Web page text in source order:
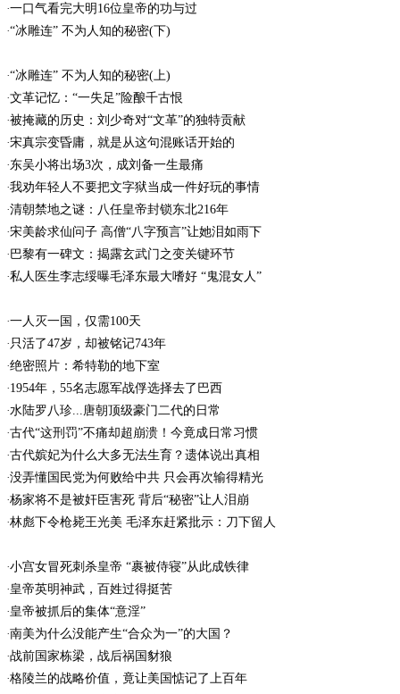
一口气看完大明16位皇帝的功与过
“冰雕连” 不为人知的秘密(下)
“冰雕连” 不为人知的秘密(上)
文革记忆：“一失足”险酿千古恨
被掩藏的历史：刘少奇对“文革”的独特贡献
宋真宗变昏庸，就是从这句混账话开始的
东吴小将出场3次，成刘备一生最痛
我劝年轻人不要把文字狱当成一件好玩的事情
清朝禁地之谜：八任皇帝封锁东北216年
宋美龄求仙问子 高僧“八字预言”让她泪如雨下
巴黎有一碑文：揭露玄武门之变关键环节
私人医生李志绥曝毛泽东最大嗜好 “鬼混女人”
一人灭一国，仅需100天
只活了47岁，却被铭记743年
绝密照片：希特勒的地下室
1954年，55名志愿军战俘选择去了巴西
水陆罗八珍...唐朝顶级豪门二代的日常
古代“这刑罚”不痛却超崩溃！今竟成日常习惯
古代嫔妃为什么大多无法生育？遗体说出真相
没弄懂国民党为何败给中共 只会再次输得精光
杨家将不是被奸臣害死 背后“秘密”让人泪崩
林彪下令枪毙王光美 毛泽东赶紧批示：刀下留人
小宫女冒死刺杀皇帝 “裹被侍寝”从此成铁律
皇帝英明神武，百姓过得挺苦
皇帝被抓后的集体“意淫”
南美为什么没能产生“合众为一”的大国？
战前国家栋梁，战后祸国豺狼
格陵兰的战略价值，竟让美国惦记了上百年